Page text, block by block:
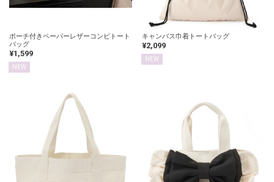
ポーチ付きペーパーレザーコンビトート
バッグ
¥1,599
NEW
キャンバス巾着トートバッグ
¥2,099
NEW